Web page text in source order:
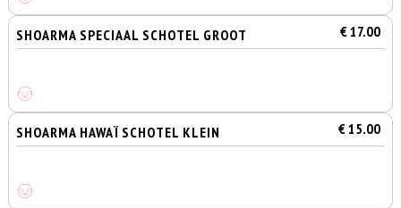
SHOARMA SPECIAAL SCHOTEL GROOT € 17.00
SHOARMA HAWAÏ SCHOTEL KLEIN € 15.00